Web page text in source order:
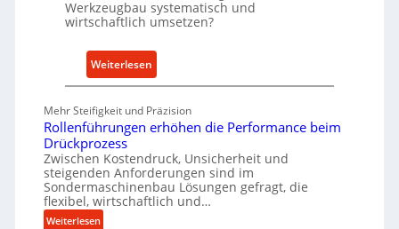
A
k
a
f
v
n
I
n
Werkzeugbau systematisch und
wirtschaftlich umsetzen?
Weiterlesen
M
t
o
d
e
Mehr Steifigkeit und Präzision
Rollenführungen erhöhen die Performance beim
Drückprozess
Zwischen Kostendruck, Unsicherheit und
steigenden Anforderungen sind im
Sondermaschinenbau Lösungen gefragt, die
flexibel, wirtschaftlich und…
Weiterlesen: